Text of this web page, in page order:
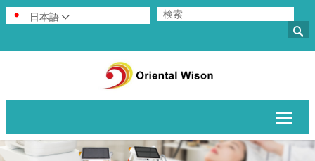

日本語 